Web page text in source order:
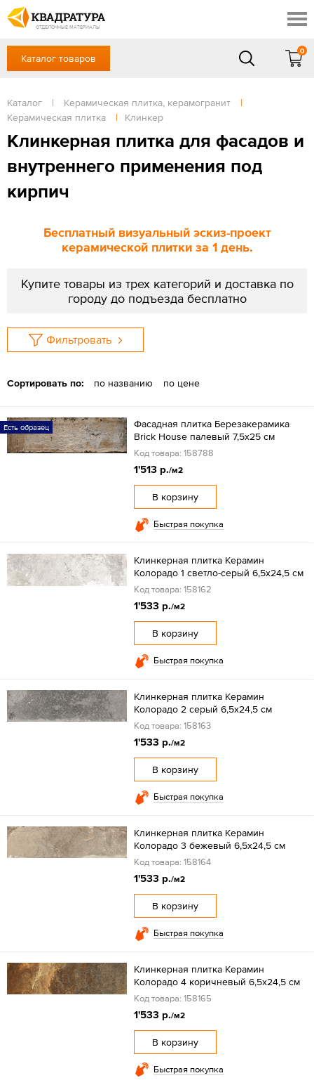
ОТДЕЛОЧНЫЕ МАТЕРИАЛЫ
Профи
Контакты
Доставка и оплата
Выставочный зал
Готовые решения
+7 (861) 217-94-70
Сб, Вс — выходной
ЗАКАЗАТЬ ЗВОНОК
Вход / Регистрация
Каталог товаров
0
Каталог | Керамическая плитка, керамогранит
|
Керамическая плитка
| Клинкер
Клинкерная плитка для фасадов и
внутреннего применения под
кирпич
Бесплатный визуальный эскиз-проект
керамической плитки за 1 день.
Купите товары из трех категорий и доставка по
городу до подъезда бесплатно
Фильтровать
Сортировать по: по названию по цене
Есть образец
Фасадная плитка Березакерамика
Brick House палевый 7,5х25 см
Код товара: 158788
1'513 р./м2
В корзину
Быстрая покупка
Клинкерная плитка Керамин
Колорадо 1 светло-серый 6,5x24,5 см
Код товара: 158162
1'533 р./м2
В корзину
Быстрая покупка
Клинкерная плитка Керамин
Колорадо 2 серый 6,5x24,5 см
Код товара: 158163
1'533 р./м2
В корзину
Быстрая покупка
Клинкерная плитка Керамин
Колорадо 3 бежевый 6,5x24,5 см
Код товара: 158164
1'533 р./м2
В корзину
Быстрая покупка
Клинкерная плитка Керамин
Колорадо 4 коричневый 6,5x24,5 см
Код товара: 158165
1'533 р./м2
В корзину
Быстрая покупка